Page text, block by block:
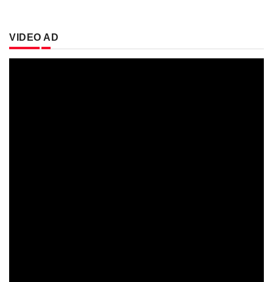
VIDEO AD